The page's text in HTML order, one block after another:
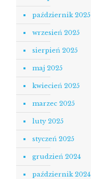
październik 2025
wrzesień 2025
sierpień 2025
maj 2025
kwiecień 2025
marzec 2025
luty 2025
styczeń 2025
grudzień 2024
październik 2024